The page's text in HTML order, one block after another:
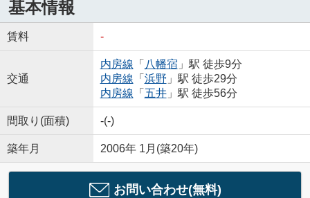
基本情報
賃料 -
交通
内房線 「 八幡宿 」駅 徒歩9分
内房線 「 浜野 」駅 徒歩29分
内房線 「 五井」駅 徒歩56分
間取り(面積) -(-)
築年月 2006年 1月(築20年)
お問い合わせ(無料)